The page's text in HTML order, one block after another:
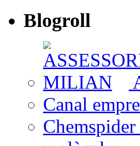
Blogroll
Canal